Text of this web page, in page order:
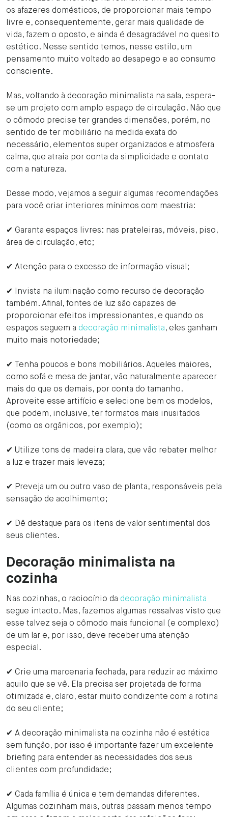
os afazeres domésticos, de proporcionar mais tempo
livre e, consequentemente, gerar mais qualidade de
vida, fazem o oposto, e ainda é desagradável no quesito
estético. Nesse sentido temos, nesse estilo, um
pensamento muito voltado ao desapego e ao consumo
consciente.
Mas, voltando à decoração minimalista na sala, espera-
se um projeto com amplo espaço de circulação. Não que
o cômodo precise ter grandes dimensões, porém, no
sentido de ter mobiliário na medida exata do
necessário, elementos super organizados e atmosfera
calma, que atraia por conta da simplicidade e contato
com a natureza.
Desse modo, vejamos a seguir algumas recomendações
para você criar interiores mínimos com maestria:
✔ Garanta espaços livres: nas prateleiras, móveis, piso,
área de circulação, etc;
✔ Atenção para o excesso de informação visual;
✔ Invista na iluminação como recurso de decoração
também. Afinal, fontes de luz são capazes de
proporcionar efeitos impressionantes, e quando os
espaços seguem a decoração minimalista, eles ganham
muito mais notoriedade;
✔ Tenha poucos e bons mobiliários. Aqueles maiores,
como sofá e mesa de jantar, vão naturalmente aparecer
mais do que os demais, por conta do tamanho.
Aproveite esse artifício e selecione bem os modelos,
que podem, inclusive, ter formatos mais inusitados
(como os orgânicos, por exemplo);
✔ Utilize tons de madeira clara, que vão rebater melhor
a luz e trazer mais leveza;
✔ Preveja um ou outro vaso de planta, responsáveis pela
sensação de acolhimento;
✔ Dê destaque para os itens de valor sentimental dos
seus clientes.
Decoração minimalista na
cozinha
Nas cozinhas, o raciocínio da decoração minimalista
segue intacto. Mas, fazemos algumas ressalvas visto que
esse talvez seja o cômodo mais funcional (e complexo)
de um lar e, por isso, deve receber uma atenção
especial.
✔ Crie uma marcenaria fechada, para reduzir ao máximo
aquilo que se vê. Ela precisa ser projetada de forma
otimizada e, claro, estar muito condizente com a rotina
do seu cliente;
✔ A decoração minimalista na cozinha não é estética
sem função, por isso é importante fazer um excelente
briefing para entender as necessidades dos seus
clientes com profundidade;
✔ Cada família é única e tem demandas diferentes.
Algumas cozinham mais, outras passam menos tempo